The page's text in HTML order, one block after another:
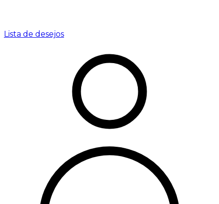
Lista de desejos